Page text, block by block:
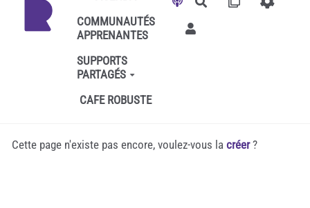
COMMUNAUTÉS
APPRENANTES
SUPPORTS
PARTAGÉS
CAFE ROBUSTE
Cette page n'existe pas encore, voulez-vous la créer?